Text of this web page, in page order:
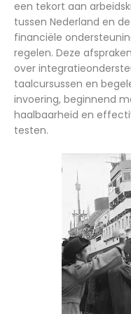
een tekort aan
tussen Nederland en
financiële
regelen. Deze
over
taalcursussen en
invoering, beginnend
haalbaarheid en
testen.